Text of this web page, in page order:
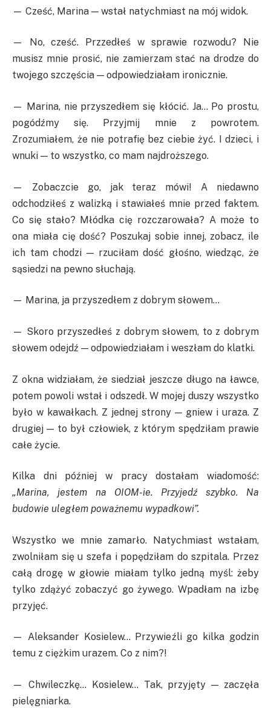
— Cześć, Marina — wstał natychmiast na mój widok.
— No, cześć. Przzedłeś w sprawie rozwodu? Nie
musisz mnie prosić, nie zamierzam stać na drodze do
twojego szczęścia — odpowiedziałam ironicznie.
— Marina, nie przyszedłem się kłócić. Ja… Po prostu,
pogódźmy się. Przyjmij mnie z powrotem.
Zrozumiałem, że nie potrafię bez ciebie żyć. I dzieci, i
wnuki — to wszystko, co mam najdroższego.
— Zobaczcie go, jak teraz mówi! A niedawno
odchodziłeś z walizką i stawiałeś mnie przed faktem.
Co się stało? Młódka cię rozczarowała? A może to
ona miała cię dość? Poszukaj sobie innej, zobacz, ile
ich tam chodzi — rzuciłam dość głośno, wiedząc, że
sąsiedzi na pewno słuchają.
— Marina, ja przyszedłem z dobrym słowem…
— Skoro przyszedłeś z dobrym słowem, to z dobrym
słowem odejdź — odpowiedziałam i weszłam do klatki.
Z okna widziałam, że siedział jeszcze długo na ławce,
potem powoli wstał i odszedł. W mojej duszy wszystko
było w kawałkach. Z jednej strony — gniew i uraza. Z
drugiej — to był człowiek, z którym spędziłam prawie
całe życie.
Kilka dni później w pracy dostałam wiadomość:
„Marina, jestem na OIOM-ie. Przyjedź szybko. Na
budowie uległem poważnemu wypadkowi”.
Wszystko we mnie zamarło. Natychmiast wstałam,
zwolniłam się u szefa i popędziłam do szpitala. Przez
całą drogę w głowie miałam tylko jedną myśl: żeby
tylko zdążyć zobaczyć go żywego. Wpadłam na izbę
przyjęć.
— Aleksander Kosielew… Przywieźli go kilka godzin
temu z ciężkim urazem. Co z nim?!
— Chwileczkę… Kosielew… Tak, przyjęty — zaczęła
pielęgniarka.